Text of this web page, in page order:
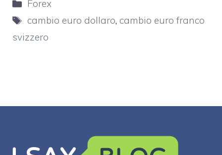
Forex
Tag
cambio euro dollaro, cambio euro franco
svizzero